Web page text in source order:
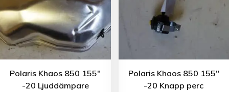
Polaris Khaos 850 155″
-20 Ljuddämpare
Polaris Khaos 850 155″
-20 Knapp perc